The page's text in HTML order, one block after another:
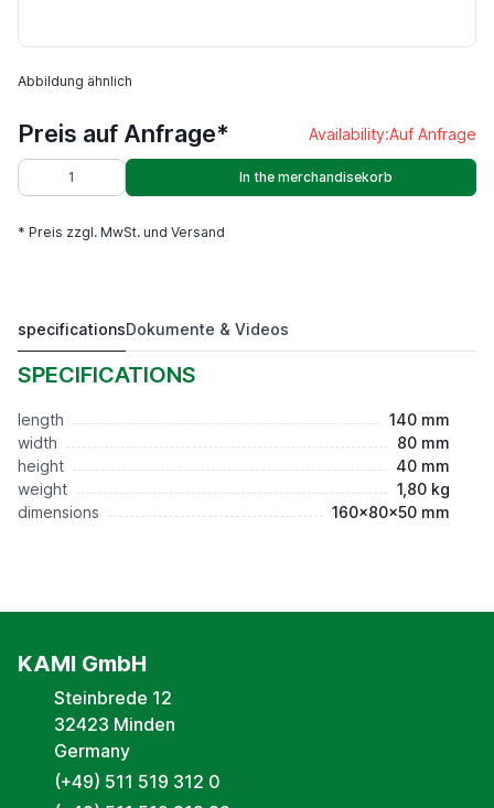
Abbildung ähnlich
Preis auf Anfrage* Availability:Auf Anfrage
In the merchandisekorb
* Preis zzgl. MwSt. und Versand
Keilfuss einstellbar 140x80x40
Preis auf Anfrage*
specificationsDokumente & Videos
SPECIFICATIONS
length
140 mm
width
80 mm
height
40 mm
weight
1,80 kg
dimensions
160x80x50 mm
KAMI GmbH
Steinbrede 12
32423 Minden
Germany
(+49) 511 519 312 0